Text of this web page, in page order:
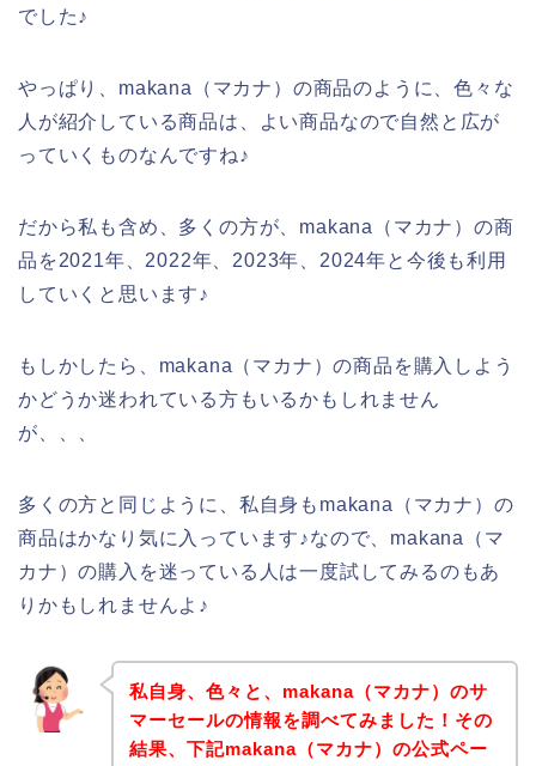
でした♪
やっぱり、makana（マカナ）の商品のように、色々な
人が紹介している商品は、よい商品なので自然と広が
っていくものなんですね♪
だから私も含め、多くの方が、makana（マカナ）の商
品を2021年、2022年、2023年、2024年と今後も利用
していくと思います♪
もしかしたら、makana（マカナ）の商品を購入しよう
かどうか迷われている方もいるかもしれません
が、、、
多くの方と同じように、私自身もmakana（マカナ）の
商品はかなり気に入っています♪なので、makana（マ
カナ）の購入を迷っている人は一度試してみるのもあ
りかもしれませんよ♪
私自身、色々と、makana（マカナ）のサ
マーセールの情報を調べてみました！その
結果、下記makana（マカナ）の公式ペー